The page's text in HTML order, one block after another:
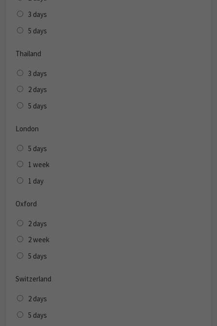
3 days
5 days
Thailand
3 days
2 days
5 days
London
5 days
1 week
1 day
Oxford
2 days
2 week
5 days
Switzerland
2 days
5 days